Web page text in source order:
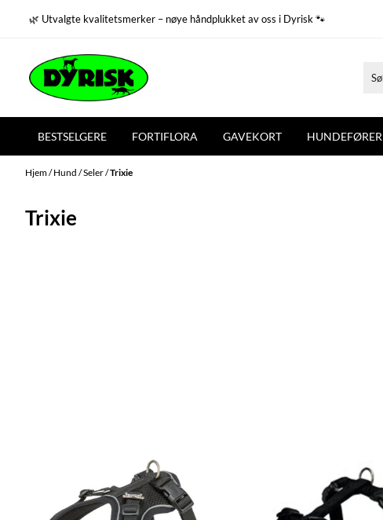
Hopp til innhold
🌿 Utvalgte kvalitetsmerker – nøye håndplukket av oss i Dyrisk 🐾
BESTSELGERE FORTIFLORA GAVEKORT HUNDEFØRER
Hjem/Hund /Seler/Trixie
Trixie